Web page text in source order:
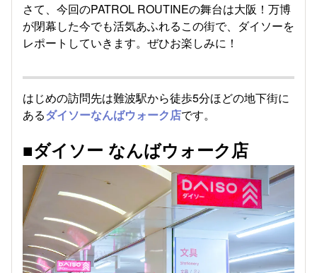
さて、今回のPATROL ROUTINEの舞台は大阪！万博
が閉幕した今でも活気あふれるこの街で、ダイソーを
レポートしていきます。ぜひお楽しみに！
はじめの訪問先は難波駅から徒歩5分ほどの地下街に
あるダイソーなんばウォーク店です。
■ダイソー なんばウォーク店